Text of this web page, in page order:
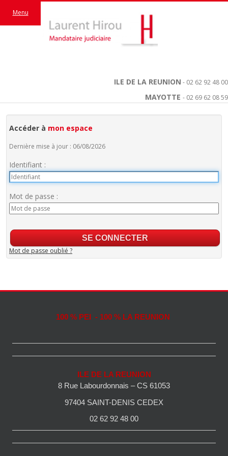
ILE DE LA REUNION - 02 62 92 48 00
MAYOTTE - 02 69 62 08 59
Menu
Accéder à mon espace
Dernière mise à jour : 06/08/2026
Identifiant :
Mot de passe :
Mot de passe oublié ?
100 % PEI - 100 % LA REUNION
ILE DE LA REUNION
8 Rue Labourdonnais – CS 61053
97404 SAINT-DENIS CEDEX
02 62 92 48 00